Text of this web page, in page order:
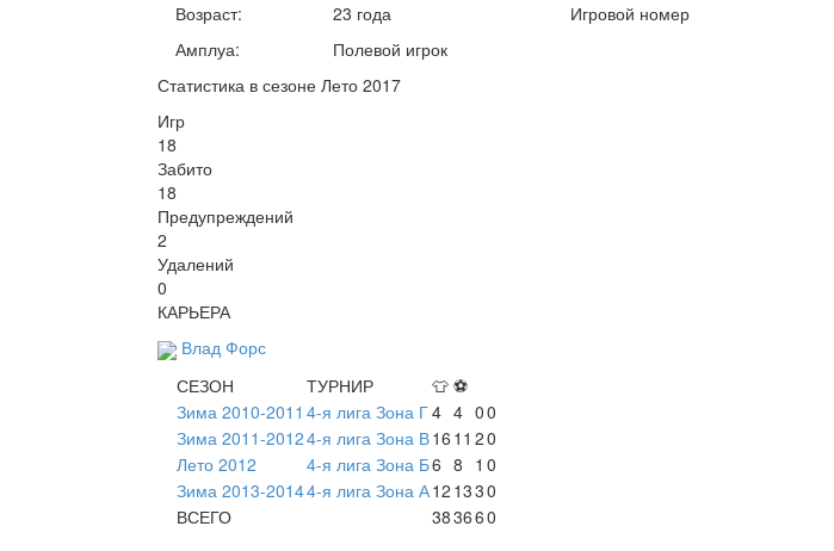
Возраст:
Амплуа:
23 года
Полевой игрок
Игровой номер
Статистика в сезоне Лето 2017
Игр
18
Забито
18
Предупреждений
2
Удалений
0
КАРЬЕРА
Влад Форс
СЕЗОН
ТУРНИР 👕 ⚽
Зима 2010-2011 4-я лига Зона Г4 4 00
Зима 2011-20124-я лига Зона В16 11 20
Лето 2012
4-я лига Зона Б6 8 1 0
Зима 2013-20144-я лига Зона А12 1330
ВСЕГО
383660